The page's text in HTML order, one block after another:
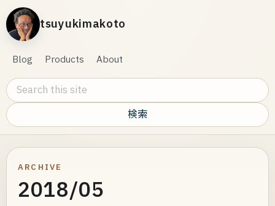
tsuyukimakoto
Blog Products About
Search this site
ARCHIVE
2018/05